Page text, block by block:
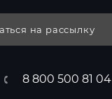
на рассылку
8 800 500 81 04